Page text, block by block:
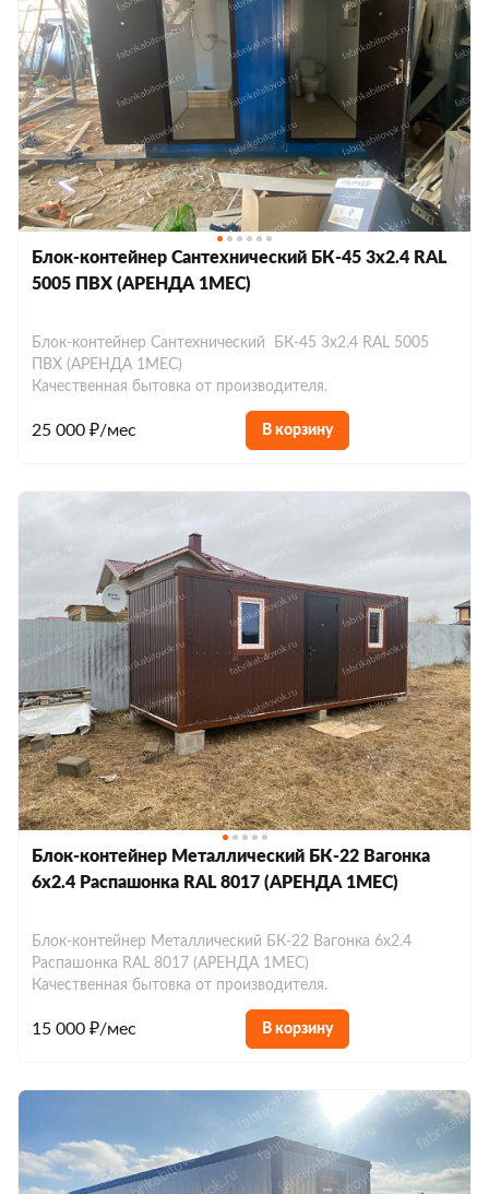
Блок-контейнер Сантехнический БК-45 3х2.4 RAL
5005 ПВХ (АРЕНДА 1МЕС)
Блок-контейнер Сантехнический БК-45 3х2.4 RAL 5005
ПВХ (АРЕНДА 1МЕС)
Качественная бытовка от производителя.
25 000 ₽/мес В корзину
Блок-контейнер Металлический БК-22 Вагонка
6х2.4 Распашонка RAL 8017 (АРЕНДА 1МЕС)
Блок-контейнер Металлический БК-22 Вагонка 6х2.4
Распашонка RAL 8017 (АРЕНДА 1МЕС)
Качественная бытовка от производителя.
15 000 ₽/мес В корзину